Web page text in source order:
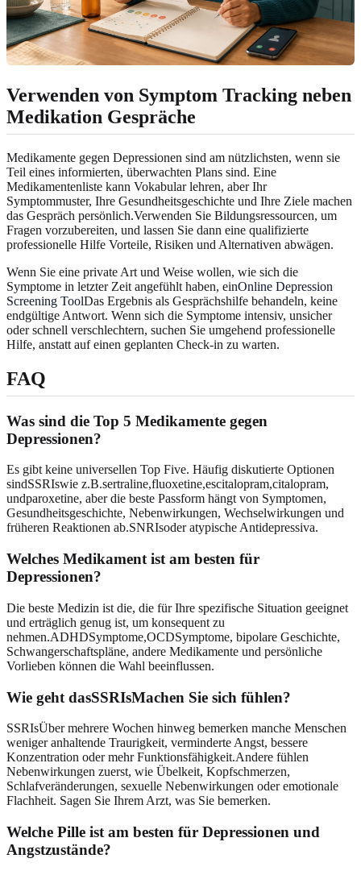
Verwenden von Symptom Tracking neben
Medikation Gespräche
Medikamente gegen Depressionen sind am nützlichsten, wenn sie
Teil eines informierten, überwachten Plans sind. Eine
Medikamentenliste kann Vokabular lehren, aber Ihr
Symptommuster, Ihre Gesundheitsgeschichte und Ihre Ziele machen
das Gespräch persönlich.Verwenden Sie Bildungsressourcen, um
Fragen vorzubereiten, und lassen Sie dann eine qualifizierte
professionelle Hilfe Vorteile, Risiken und Alternativen abwägen.
Wenn Sie eine private Art und Weise wollen, wie sich die
Symptome in letzter Zeit angefühlt haben, einOnline Depression
Screening ToolDas Ergebnis als Gesprächshilfe behandeln, keine
endgültige Antwort. Wenn sich die Symptome intensiv, unsicher
oder schnell verschlechtern, suchen Sie umgehend professionelle
Hilfe, anstatt auf einen geplanten Check-in zu warten.
FAQ
Was sind die Top 5 Medikamente gegen
Depressionen?
Es gibt keine universellen Top Five. Häufig diskutierte Optionen
sindSSRIswie z.B.sertraline,fluoxetine,escitalopram,citalopram,
undparoxetine, aber die beste Passform hängt von Symptomen,
Gesundheitsgeschichte, Nebenwirkungen, Wechselwirkungen und
früheren Reaktionen ab.SNRIsoder atypische Antidepressiva.
Welches Medikament ist am besten für
Depressionen?
Die beste Medizin ist die, die für Ihre spezifische Situation geeignet
und erträglich genug ist, um konsequent zu
nehmen.ADHDSymptome,OCDSymptome, bipolare Geschichte,
Schwangerschaftspläne, andere Medikamente und persönliche
Vorlieben können die Wahl beeinflussen.
Wie geht dasSSRIsMachen Sie sich fühlen?
SSRIsÜber mehrere Wochen hinweg bemerken manche Menschen
weniger anhaltende Traurigkeit, verminderte Angst, bessere
Konzentration oder mehr Funktionsfähigkeit.Andere fühlen
Nebenwirkungen zuerst, wie Übelkeit, Kopfschmerzen,
Schlafveränderungen, sexuelle Nebenwirkungen oder emotionale
Flachheit. Sagen Sie Ihrem Arzt, was Sie bemerken.
Welche Pille ist am besten für Depressionen und
Angstzustände?